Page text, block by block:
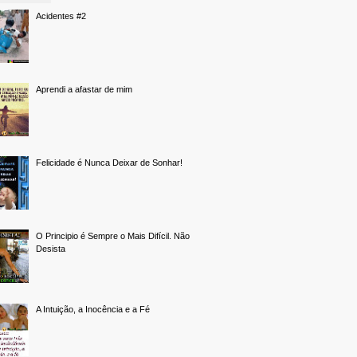
Acidentes #2
Aprendi a afastar de mim
Felicidade é Nunca Deixar de Sonhar!
O Principio é Sempre o Mais Difícil. Não
Desista
A Intuição, a Inocência e a Fé